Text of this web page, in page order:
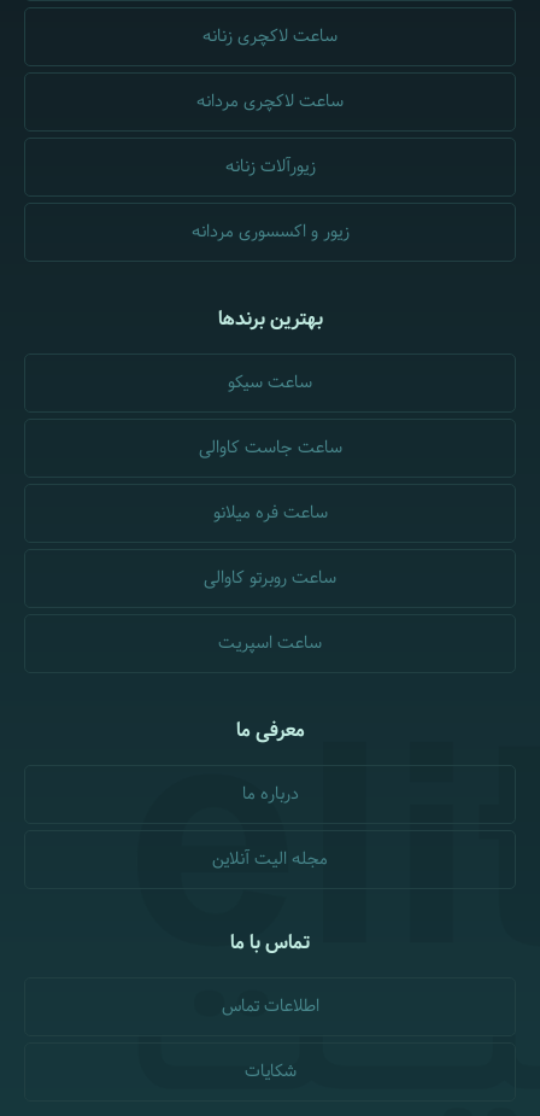
ساعت لاکچری زنانه
ساعت لاکچری مردانه
زیورآلات زنانه
زیور و اکسسوری مردانه
بهترین برندها
ساعت سیکو
ساعت جاست کاوالی
ساعت فره میلانو
ساعت روبرتو کاوالی
ساعت اسپریت
معرفی ما
درباره ما
مجله الیت آنلاین
تماس با ما
اطلاعات تماس
شکایات